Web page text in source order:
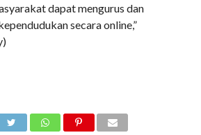
dapat mengurus dan
secara online,”